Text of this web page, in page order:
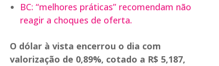
BC: “melhores práticas” recomendam não
reagir a choques de oferta.
O dólar à vista encerrou o dia com
valorização de 0,89%, cotado a R$ 5,187,